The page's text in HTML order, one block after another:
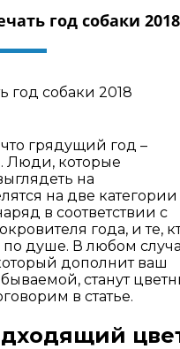
год собаки 2018
грядущий год –
Люди, которые
на
на две категории
в соответствии с
года, и те,
душе. В любом
дополнит ваш
станут
в статье.